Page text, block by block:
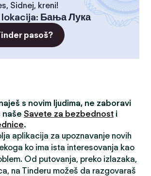
Sidnej, kreni!
: Бања Лука
pasoš?
s novim ljudima, ne zaboravi
naše Savete za bezbednost i
.
aplikacija za upoznavanje novih
ko ima ista interesovanja kao
Od putovanja, preko izlazaka,
na Tinderu možeš da razgovaraš